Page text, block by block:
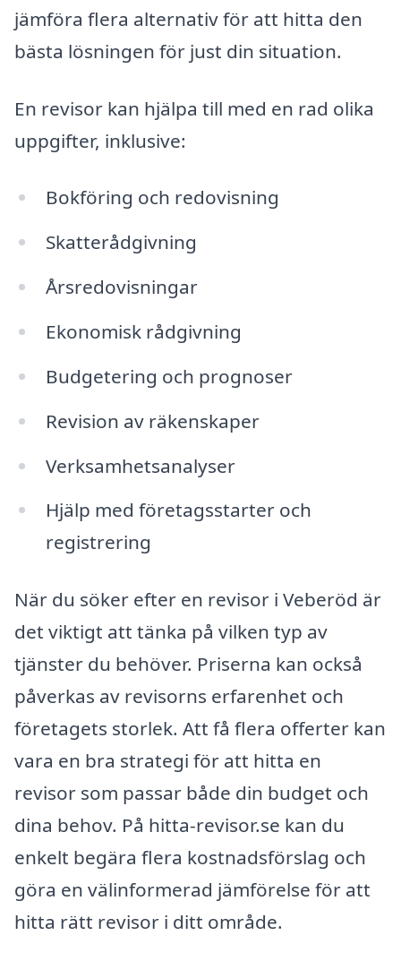
jämföra flera alternativ för att hitta den
bästa lösningen för just din situation.
En revisor kan hjälpa till med en rad olika
uppgifter, inklusive:
Bokföring och redovisning
Skatterådgivning
Årsredovisningar
Ekonomisk rådgivning
Budgetering och prognoser
Revision av räkenskaper
Verksamhetsanalyser
Hjälp med företagsstarter och
registrering
När du söker efter en revisor i Veberöd är
det viktigt att tänka på vilken typ av
tjänster du behöver. Priserna kan också
påverkas av revisorns erfarenhet och
företagets storlek. Att få flera offerter kan
vara en bra strategi för att hitta en
revisor som passar både din budget och
dina behov. På hitta-revisor.se kan du
enkelt begära flera kostnadsförslag och
göra en välinformerad jämförelse för att
hitta rätt revisor i ditt område.